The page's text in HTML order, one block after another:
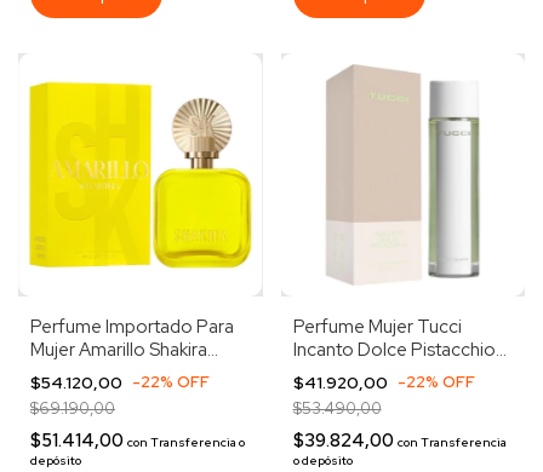
Perfume Importado Para
Mujer Amarillo Shakira
80ml Edp
$54.120,00 -22% OFF
$69.190,00
$51.414,00 con Transferencia o
depósito
Perfume Mujer Tucci
Incanto Dolce Pistacchio
Edt 100ml
$41.920,00 -22% OFF
$53.490,00
$39.824,00 con Transferencia
o depósito